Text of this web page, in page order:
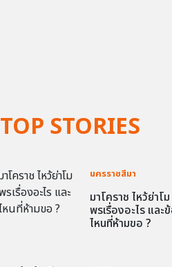
TOP STORIES
นครราชสีมา
มาโคราช ไหว้ย่าโ
พรเรื่องอะไร และ
ไหนที่ห้ามขอ ?